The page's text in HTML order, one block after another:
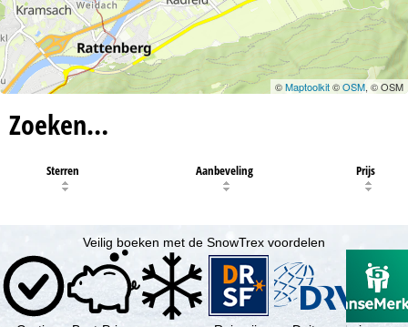
©Maptoolkit©OSM, © OSM
Zoeken…
Sterren Aanbeveling Prijs
Veilig boeken met de SnowTrex voordelen